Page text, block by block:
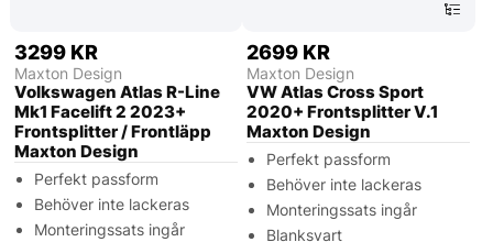
3299 KR
Maxton Design
Volkswagen Atlas R-Line
Mk1 Facelift 2 2023+
Frontsplitter / Frontläpp
Maxton Design
Perfekt passform
Behöver inte lackeras
Monteringssats ingår
2699 KR
Maxton Design
VW Atlas Cross Sport
2020+ Frontsplitter V.1
Maxton Design
Perfekt passform
Behöver inte lackeras
Monteringssats ingår
Blanksvart